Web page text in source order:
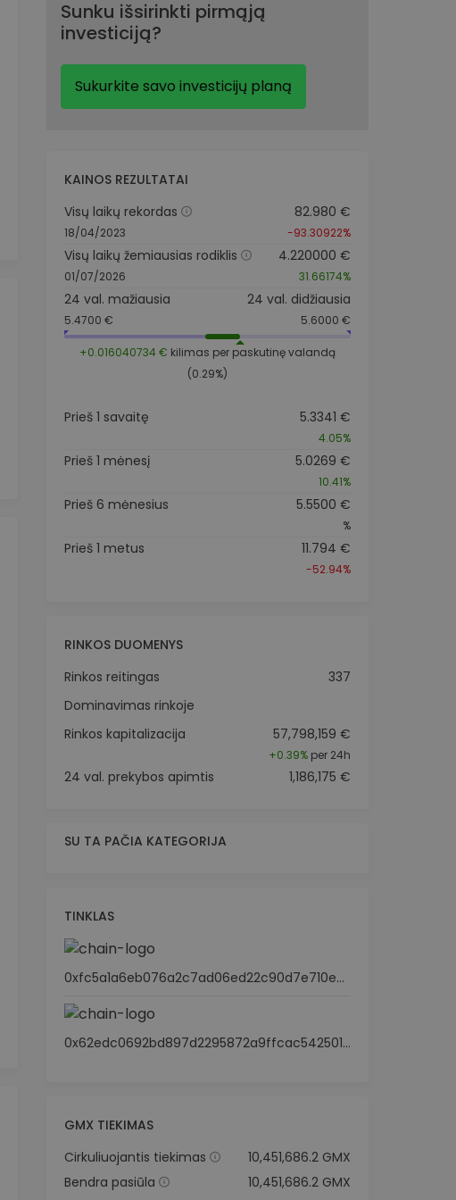
Sunku išsirinkti pirmąją
investiciją?
Sukurkite savo investicijų planą
KAINOS REZULTATAI
Visų laikų rekordas
18/04/2023
82.980 €
-93.30922%
Visų laikų žemiausias rodiklis
01/07/2026
4.220000 €
31.66174%
24 val. mažiausia
5.4700 €
24 val. didžiausia
5.6000 €
+0.016040734 € kilimas per paskutinę valandą
(0.29%)
Prieš 1 savaitę 5.3341 €
4.05%
Prieš 1 mėnesį 5.0269 €
10.41%
Prieš 6 mėnesius 5.5500 €
%
Prieš 1 metus 11.794 €
-52.94%
RINKOS DUOMENYS
Rinkos reitingas
337
Dominavimas rinkoje
Rinkos kapitalizacija
57,798,159 €
+0.39%per 24h
24 val. prekybos apimtis 1,186,175 €
SU TA PAČIA KATEGORIJA
TINKLAS
0xfc5a1a6eb076a2c7ad06ed22c90d7e710e35ad0a
0x62edc0692bd897d2295872a9ffcac5425011c661
GMX TIEKIMAS
Cirkuliuojantis tiekimas
10,451,686.2 GMX
Bendra pasiūla
10,451,686.2 GMX